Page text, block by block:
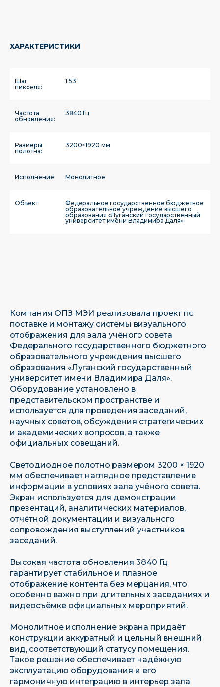
ХАРАКТЕРИСТИКИ
Шаг
пикселя:
1.53
Частота
обновления:
3840 Гц
Размеры
полотна:
3200×1920 мм
Исполнение: Монолитное
Объект:
Федеральное государственное бюджетное
образовательное учреждение высшего
образования «Луганский государственный
университет имени Владимира Даля»
Компания ОПЗ МЭИ реализовала проект по
поставке и монтажу системы визуального
отображения для зала учёного совета
Федерального государственного бюджетного
образовательного учреждения высшего
образования «Луганский государственный
университет имени Владимира Даля».
Оборудование установлено в
представительском пространстве и
используется для проведения заседаний,
научных советов, обсуждения стратегических
и академических вопросов, а также
официальных совещаний.
Светодиодное полотно размером 3200 × 1920
мм обеспечивает наглядное представление
информации в условиях зала учёного совета.
Экран используется для демонстрации
презентаций, аналитических материалов,
отчётной документации и визуального
сопровождения выступлений участников
заседаний.
Высокая частота обновления 3840 Гц
гарантирует стабильное и плавное
отображение контента без мерцания, что
особенно важно при длительных заседаниях и
видеосъёмке официальных мероприятий.
Монолитное исполнение экрана придаёт
конструкции аккуратный и цельный внешний
вид, соответствующий статусу помещения.
Такое решение обеспечивает надёжную
эксплуатацию оборудования и его
гармоничную интеграцию в интерьер зала